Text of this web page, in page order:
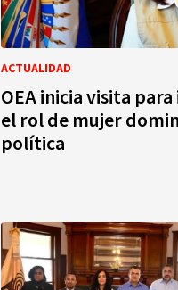
ACTUALIDAD
OEA inicia visita
el rol de mujer
política